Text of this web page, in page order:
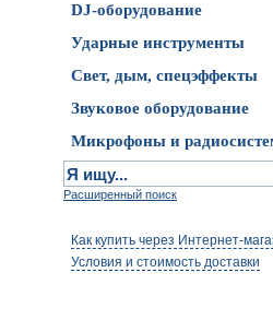
DJ-оборудование
Ударные инструменты
Свет, дым, спецэффекты
Звуковое оборудование
Микрофоны и
Расширенный поиск
Как купить через Интернет-
Условия и стоимость доставки